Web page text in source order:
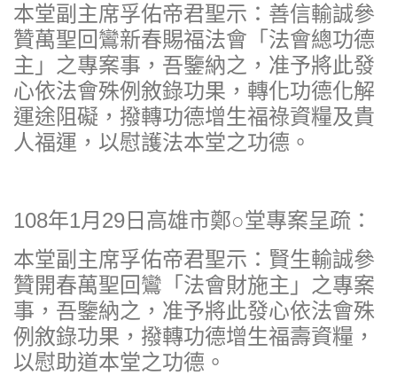
本堂副主席孚佑帝君聖示：善信輸誠參
贊萬聖回鸞新春賜福法會「法會總功德
主」之專案事，吾鑒納之，准予將此發
心依法會殊例敘錄功果，轉化功德化解
運途阻礙，撥轉功德增生福祿資糧及貴
人福運，以慰護法本堂之功德。
108年1月29日高雄市鄭○堂專案呈疏：
本堂副主席孚佑帝君聖示：賢生輸誠參
贊開春萬聖回鸞「法會財施主」之專案
事，吾鑒納之，准予將此發心依法會殊
例敘錄功果，撥轉功德增生福壽資糧，
以慰助道本堂之功德。